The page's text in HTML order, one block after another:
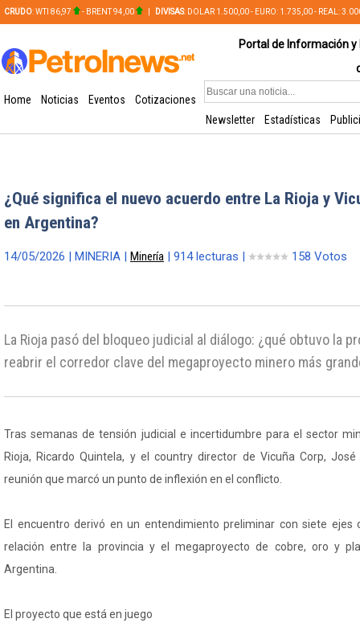
CRUDO: WTI 86,97 - BRENT 94,00 DIVISAS: DOLAR 1.500,00 - EURO: 1.735,00 - REAL:
Portal de Información
Home Noticias Eventos
Cotizaciones
Newsletter
Estadísticas
¿Qué significa el nuevo acuerdo entre La Rioja y
en Argentina?
14/05/2026 | MINERIA | Minería | 914 lecturas | 158 Votos
La Rioja pasó del bloqueo judicial al diálogo: ¿qué obtuvo la
reabrir el corredor clave del megaproyecto minero más
Tras semanas de tensión judicial e incertidumbre para el sector
Rioja, Ricardo Quintela, y el country director de Vicuña Corp,
reunión que marcó un punto de inflexión en el conflicto.
El encuentro derivó en un entendimiento preliminar con siete ejes
relación entre la provincia y el megaproyecto de cobre, oro y
Argentina.
El proyecto que está en juego